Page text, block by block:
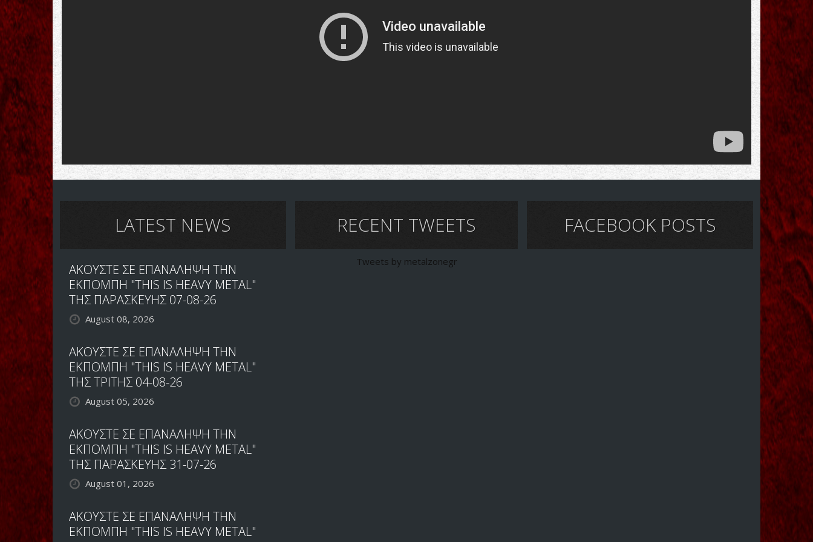
LATEST NEWS
ΑΚΟΥΣΤΕ ΣΕ ΕΠΑΝΑΛΗΨΗ ΤΗΝ
ΕΚΠΟΜΠΗ "THIS IS HEAVY METAL"
ΤΗΣ ΠΑΡΑΣΚΕΥΗΣ 07-08-26
August 08, 2026
ΑΚΟΥΣΤΕ ΣΕ ΕΠΑΝΑΛΗΨΗ ΤΗΝ
ΕΚΠΟΜΠΗ "THIS IS HEAVY METAL"
ΤΗΣ ΤΡΙΤΗΣ 04-08-26
August 05, 2026
ΑΚΟΥΣΤΕ ΣΕ ΕΠΑΝΑΛΗΨΗ ΤΗΝ
ΕΚΠΟΜΠΗ "THIS IS HEAVY METAL"
ΤΗΣ ΠΑΡΑΣΚΕΥΗΣ 31-07-26
August 01, 2026
ΑΚΟΥΣΤΕ ΣΕ ΕΠΑΝΑΛΗΨΗ ΤΗΝ
ΕΚΠΟΜΠΗ "THIS IS HEAVY METAL"
RECENT TWEETS
Tweets by metalzonegr
FACEBOOK POSTS